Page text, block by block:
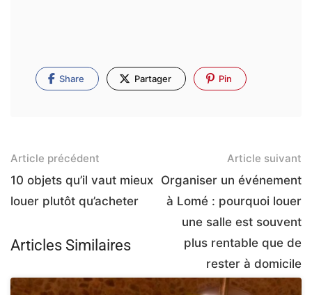
Share Partager Pin
Article précédent
10 objets qu’il vaut mieux
louer plutôt qu’acheter
Article suivant
Organiser un événement
à Lomé : pourquoi louer
une salle est souvent
plus rentable que de
rester à domicile
Articles Similaires